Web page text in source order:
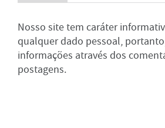
Nosso site tem caráter
qualquer dado pessoal,
informações através dos
postagens.